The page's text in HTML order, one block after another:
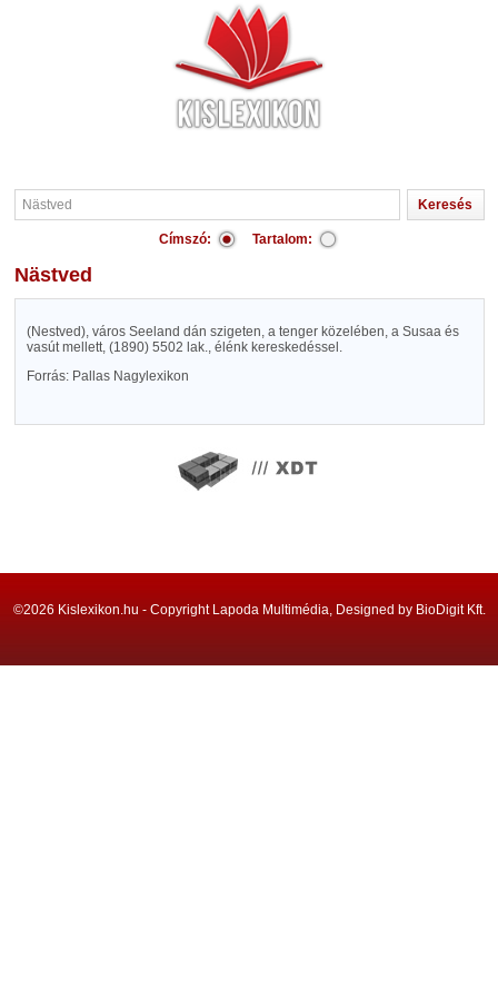
Címszó: Tartalom:
Nästved
(Nestved), város Seeland dán szigeten, a tenger közelében, a Susaa és
vasút mellett, (1890) 5502 lak., élénk kereskedéssel.
Forrás: Pallas Nagylexikon
©2026 Kislexikon.hu - Copyright Lapoda Multimédia, Designed by BioDigit Kft.